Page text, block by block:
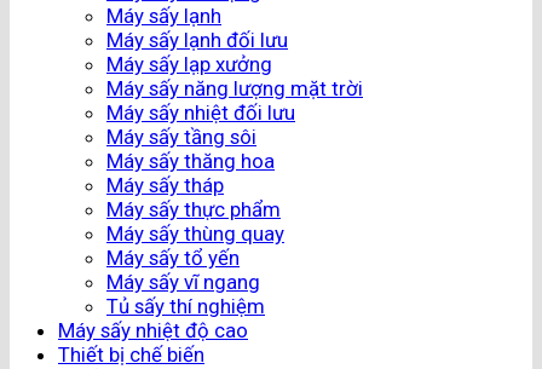
Máy sấy lạnh
Máy sấy lạnh đối lưu
Máy sấy lạp xưởng
Máy sấy năng lượng mặt trời
Máy sấy nhiệt đối lưu
Máy sấy tầng sôi
Máy sấy thăng hoa
Máy sấy tháp
Máy sấy thực phẩm
Máy sấy thùng quay
Máy sấy tổ yến
Máy sấy vĩ ngang
Tủ sấy thí nghiệm
Máy sấy nhiệt độ cao
Thiết bị chế biến